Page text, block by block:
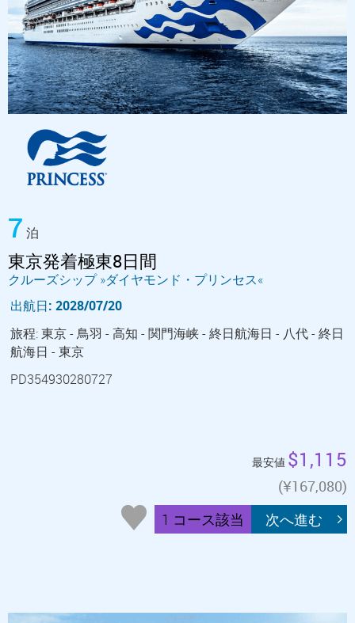
7 泊
東京発着極東8日間
クルーズシップ »ダイヤモンド・プリンセス«
出航日: 2028/07/20
旅程: 東京 - 鳥羽 - 高知 - 関門海峡 - 終日航海日 - 八代 - 終日
航海日 - 東京
PD354930280727
最安値 $1,115
(¥167,080)
1 コース該当
次へ進む